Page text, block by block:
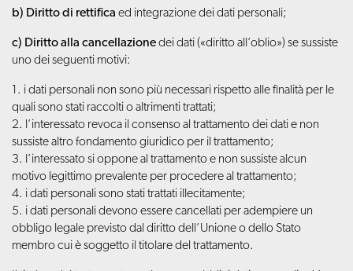
b) Diritto di rettifica ed integrazione dei dati personali;
c) Diritto alla cancellazionedei dati («diritto all’oblio») se sussiste
uno dei seguenti motivi:
1. i dati personali non sono più necessari rispetto alle finalità per le
quali sono stati raccolti o altrimenti trattati;
2. l’interessato revoca il consenso al trattamento dei dati e non
sussiste altro fondamento giuridico per il trattamento;
3. l’interessato si oppone al trattamento e non sussiste alcun
motivo legittimo prevalente per procedere al trattamento;
4. i dati personali sono stati trattati illecitamente;
5. i dati personali devono essere cancellati per adempiere un
obbligo legale previsto dal diritto dell’Unione o dello Stato
membro cui è soggetto il titolare del trattamento.